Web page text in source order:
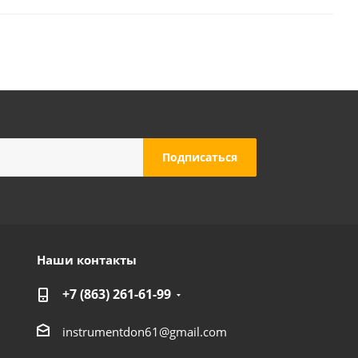
Наши контакты
+7 (863) 261-61-99
instrumentdon61@gmail.com